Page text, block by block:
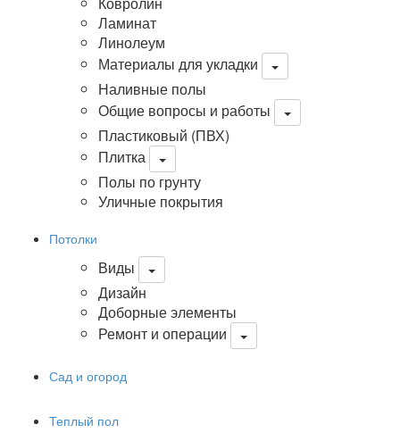
Ламинат
Линолеум
Материалы для укладки
Наливные полы
Общие вопросы и работы
Пластиковый (ПВХ)
Плитка
Полы по грунту
Уличные покрытия
Потолки
Виды
Дизайн
Доборные элементы
Ремонт и операции
Сад и огород
Теплый пол